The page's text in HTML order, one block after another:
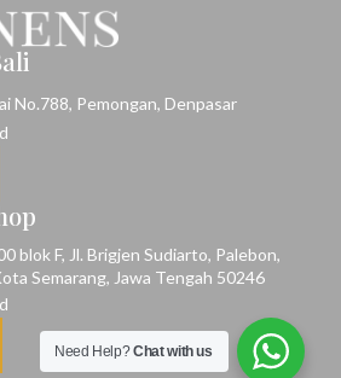
No.788, Pemongan, Denpasar
blok F, Jl. Brigjen Sudiarto, Palebon,
Semarang, Jawa Tengah 50246
Need Help?Chat with us